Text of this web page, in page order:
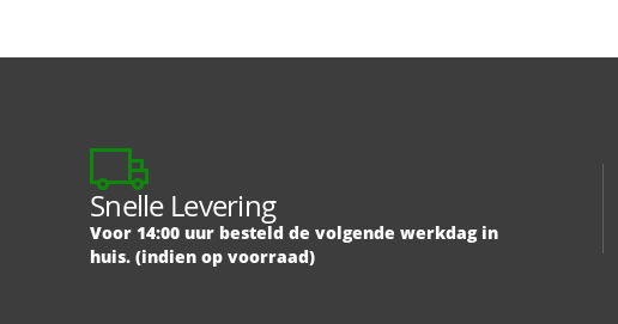
Snelle Levering
Voor 14:00 uur besteld de volgende werkdag in
huis. (indien op voorraad)